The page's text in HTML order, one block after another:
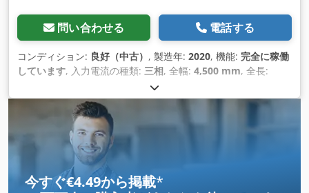
問い合わせる 電話する
コンディション: 良好（中古） , 製造年: 2020, 機能: 完全に稼働
しています, 入力電流の種類: 三相, 全幅: 4,500 mm, 全長:
, 作業幅:
2,000 mm,
今すぐ€4.49から掲載*